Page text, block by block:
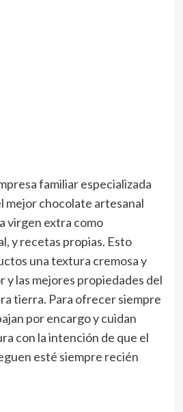
familiar especializada
mejor chocolate artesanal
virgen extra como
y recetas propias. Esto
una textura cremosa y
y las mejores propiedades del
tierra. Para ofrecer siempre
por encargo y cuidan
con la intención de que el
esté siempre recién